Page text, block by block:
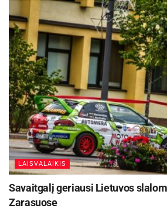
Žymos: Krepšinis LKL Panevėžio
LAISVALAIKIS
Savaitgalį geriausi Lietuvos
Zarasuose